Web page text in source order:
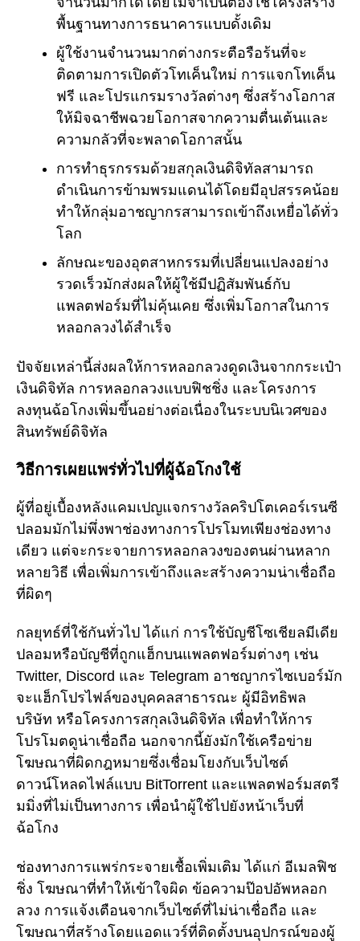
พื้นฐานทางการธนาคารแบบดั้งเดิม
ผู้ใช้งานจำนวนมากต่างกระตือรือร้นที่จะ
ติดตามการเปิดตัวโทเค็นใหม่ การแจกโทเค็น
ฟรี และโปรแกรมรางวัลต่างๆ ซึ่งสร้างโอกาส
ให้มิจฉาชีพฉวยโอกาสจากความตื่นเต้นและ
ความกลัวที่จะพลาดโอกาสนั้น
การทำธุรกรรมด้วยสกุลเงินดิจิทัลสามารถ
ดำเนินการข้ามพรมแดนได้โดยมีอุปสรรคน้อย
ทำให้กลุ่มอาชญากรสามารถเข้าถึงเหยื่อได้ทั่ว
โลก
ลักษณะของอุตสาหกรรมที่เปลี่ยนแปลงอย่าง
รวดเร็วมักส่งผลให้ผู้ใช้มีปฏิสัมพันธ์กับ
แพลตฟอร์มที่ไม่คุ้นเคย ซึ่งเพิ่มโอกาสในการ
หลอกลวงได้สำเร็จ
ปัจจัยเหล่านี้ส่งผลให้การหลอกลวงดูดเงินจากกระเป๋า
เงินดิจิทัล การหลอกลวงแบบฟิชชิ่ง และโครงการ
ลงทุนฉ้อโกงเพิ่มขึ้นอย่างต่อเนื่องในระบบนิเวศของ
สินทรัพย์ดิจิทัล
วิธีการเผยแพร่ทั่วไปที่ผู้ฉ้อโกงใช้
ผู้ที่อยู่เบื้องหลังแคมเปญแจกรางวัลคริปโตเคอร์เรนซี
ปลอมมักไม่พึ่งพาช่องทางการโปรโมทเพียงช่องทาง
เดียว แต่จะกระจายการหลอกลวงของตนผ่านหลาก
หลายวิธี เพื่อเพิ่มการเข้าถึงและสร้างความน่าเชื่อถือ
ที่ผิดๆ
กลยุทธ์ที่ใช้กันทั่วไป ได้แก่ การใช้บัญชีโซเชียลมีเดีย
ปลอมหรือบัญชีที่ถูกแฮ็กบนแพลตฟอร์มต่างๆ เช่น
Twitter, Discord และ Telegram อาชญากรไซเบอร์มัก
จะแฮ็กโปรไฟล์ของบุคคลสาธารณะ ผู้มีอิทธิพล
บริษัท หรือโครงการสกุลเงินดิจิทัล เพื่อทำให้การ
โปรโมตดูน่าเชื่อถือ นอกจากนี้ยังมักใช้เครือข่าย
โฆษณาที่ผิดกฎหมายซึ่งเชื่อมโยงกับเว็บไซต์
ดาวน์โหลดไฟล์แบบ BitTorrent และแพลตฟอร์มสตรี
มมิ่งที่ไม่เป็นทางการ เพื่อนำผู้ใช้ไปยังหน้าเว็บที่
ฉ้อโกง
ช่องทางการแพร่กระจายเชื้อเพิ่มเติม ได้แก่ อีเมลฟิช
ชิ่ง โฆษณาที่ทำให้เข้าใจผิด ข้อความป๊อปอัพหลอก
ลวง การแจ้งเตือนจากเว็บไซต์ที่ไม่น่าเชื่อถือ และ
โฆษณาที่สร้างโดยแอดแวร์ที่ติดตั้งบนอุปกรณ์ของผู้